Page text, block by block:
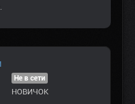
Не в сети
НОВИЧОК